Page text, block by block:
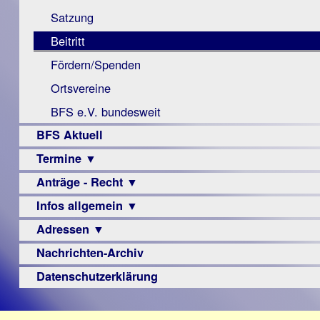
Monokular
Mac
Instagram-
Links
Berichte
Satzung
Beitritt
Fördern/Spenden
Ortsvereine
BFS e.V. bundesweit
BFS Aktuell
Termine ▼
Veranstaltungsprogramme
Anträge - Recht ▼
Archiv
Urteile
Infos allgemein ▼
Sehbehinderung
Frühförderung
Schule
–
Adressen ▼
Augenoptiker
Berufsbildungswerke
Nachrichten-Archiv
Datenschutzerklärung